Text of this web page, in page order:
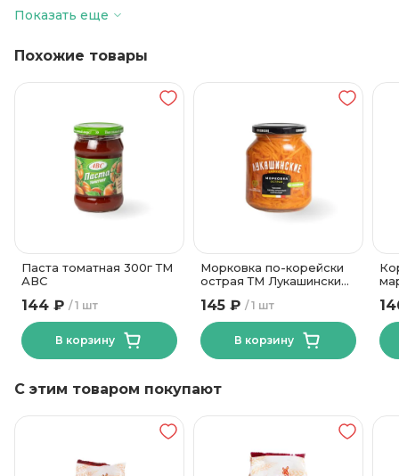
Количество в упаковке
Температура хранения
Вид упаковки
Показать еще
Похожие товары
Паста томатная 300г ТМ
АВС
1 шт
144 ₽
В корзину
Морковка по-корейски
острая ТМ Лукашинские
1 шт
145 ₽
В корзину
С этим товаром покупают